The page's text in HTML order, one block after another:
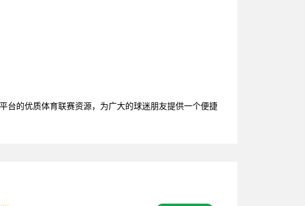
台的优质体育联赛资源，为广大的球迷朋友提供一个便捷